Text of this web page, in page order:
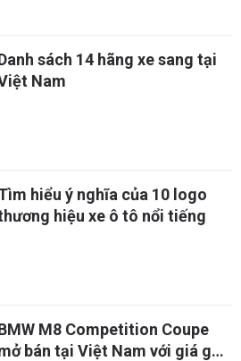
sách 14 hãng xe sang tại
Nam
hiểu ý nghĩa của 10 logo
hiệu xe ô tô nổi tiếng
M8 Competition Coupe
bán tại Việt Nam với giá gần